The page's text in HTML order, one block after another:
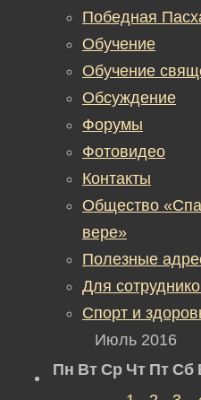
Победная
Обучение
Обучение
Обсуждение
Форумы
Фотовидео
Контакты
Общество
вере»
Полезные
Для
Спорт и
Июль 2016
Пн Вт Ср Чт Пт Сб